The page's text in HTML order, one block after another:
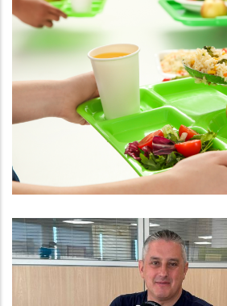
El Consell Comarcal
Penedès Gestionarà
Menjadors Escolars El
2026
Educació
Entrevista Al